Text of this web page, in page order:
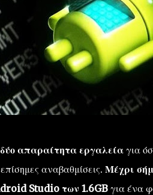
απαραίτητα εργαλείαγια
αναβαθμίσεις. Μέχρι
Studio των 1.6GB για ένα